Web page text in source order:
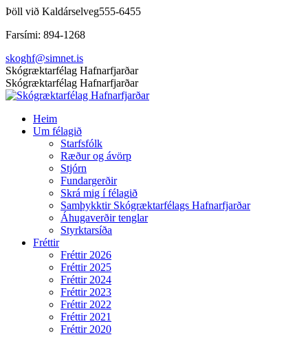
Skip
content
Þöll við Kaldárselveg555-6455
Farsími: 894-1268
skoghf@simnet.is
Facebook
page
opens
new
window
Skógræktarfélag Hafnarfjarðar
Skógræktarfélag Hafnarfjarðar
Heim
Um félagið
Starfsfólk
Ræður og ávörp
Stjórn
Fundargerðir
Skrá mig í félagið
Samþykktir Skógræktarfélags Hafnarfjarðar
Áhugaverðir tenglar
Styrktarsíða
Fréttir
Fréttir 2026
Fréttir 2025
Fréttir 2024
Fréttir 2023
Fréttir 2022
Fréttir 2021
Fréttir 2020